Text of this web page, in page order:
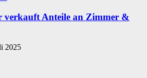
Anteile an Zimmer &
2025